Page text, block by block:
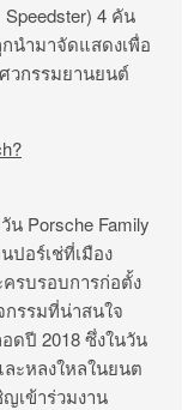
4 คัน
นำมาจัดแสดงเพื่อ
วกรรมยานยนต์
Porsche Family
ปอร์เช่ที่เมือง
ครบรอบการก่อตั้ง
รรมที่น่าสนใจ
ดปี 2018 ซึ่งในวัน
ะหลงใหลในยนต
เข้าร่วมงาน